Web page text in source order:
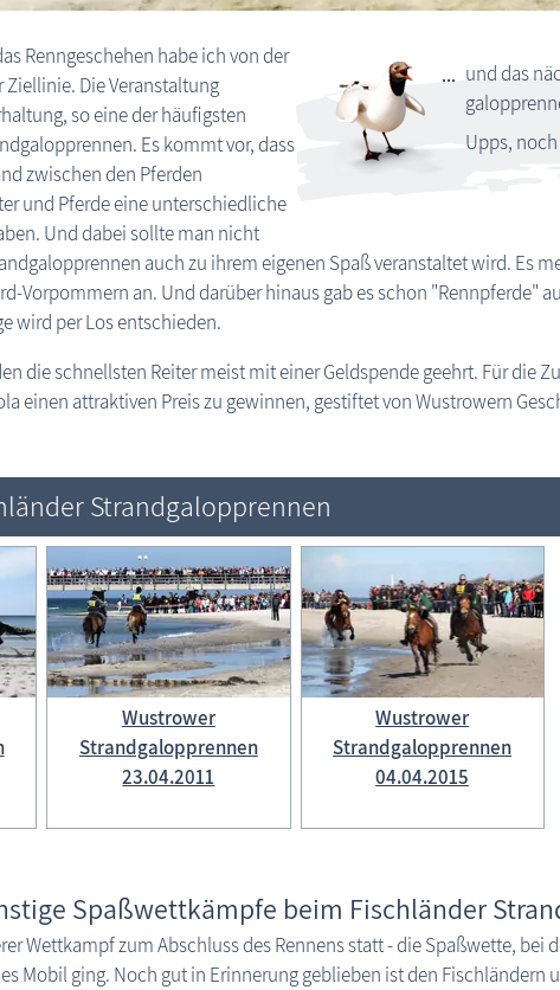
Reiter reitend am Wustrower Strand im Wettstreit um den Sieg
und das
Upps,
Renngeschehen habe ich von der
Die Veranstaltung
so eine der häufigsten
Es kommt vor, dass
zwischen den Pferden
und Pferde eine unterschiedliche
Und dabei sollte man nicht
auch zu ihrem eigenen Spaß veranstaltet wird. Es
Vorpommern an. Und darüber hinaus gab es schon "Rennpferde"
wird per Los entschieden.
die schnellsten Reiter meist mit einer Geldspende geehrt. Für die
einen attraktiven Preis zu gewinnen, gestiftet von Wustrowern
Strandgalopprennen
Wustrower
Strandgalopprennen
23.04.2011
Wustrower
Strandgalopprennen
04.04.2015
Spaßwettkämpfe beim Fischländer
Wettkampf zum Abschluss des Rennens statt - die Spaßwette, bei
Mobil ging. Noch gut in Erinnerung geblieben ist den Fischländern